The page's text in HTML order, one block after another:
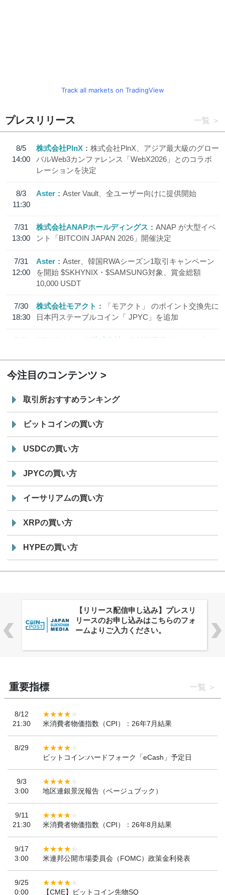
Track all markets on TradingView
プレスリリース 一覧
8/5
14:00
株式会社PlnX
株式会社PlnX、アジア最大級のグロー
バルWeb3カンファレンス「WebX2026」とのコラボ
レーションを決定
8/3
11:30
Aster Aster Vault、全ユーザー向けに提供開始
7/31
13:00
株式会社ANAPホールディングス
ANAP が大型イベ
ント「BITCOIN JAPAN 2026」開催決定
7/31
12:00
Aster
Aster、韓国RWAシーズン1取引キャンペーン
を開始 $SKHYNIX・$SAMSUNG対象、賞金総額
10,000 USDT
7/30
18:30
株式会社モアクト
「モアクト」 のポイント交換先に
日本円ステーブルコイン「 JPYC」を追加
7/29
SBI VCトレード株式会社
信託型円建てステーブル
今注目のコンテンツ
取引所おすすめランキング
ビットコインの買い方
USDCの買い方
JPYCの買い方
イーサリアムの買い方
XRPの買い方
HYPEの買い方
株式会社PlnX、アジア最大級のグロ
ーバルWeb3カンファレンス
「WebX2026」とのコラボレーショ
重要指標 一覧
8/12
21:30
米消費者物価指数（CPI）：26年7月結果
8/29
ビットコイン:ハードフォーク「eCash」予定日
9/3
3:00
地区連銀景況報告（ベージュブック）
9/11
21:30
米消費者物価指数（CPI）：26年8月結果
9/17
3:00
米連邦公開市場委員会（FOMC）政策金利発表
9/25
0:00
【CME】ビットコイン先物SQ